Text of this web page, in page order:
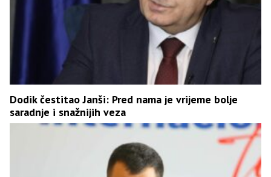
Dodik čestitao Janši: Pred nama je vrijeme bolje
saradnje i snažnijih veza